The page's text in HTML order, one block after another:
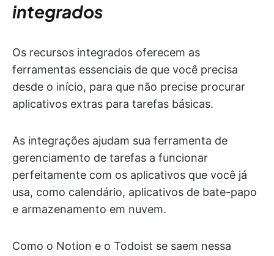
integrados
Os recursos integrados oferecem as
ferramentas essenciais de que você precisa
desde o início, para que não precise procurar
aplicativos extras para tarefas básicas.
As integrações ajudam sua ferramenta de
gerenciamento de tarefas a funcionar
perfeitamente com os aplicativos que você já
usa, como calendário, aplicativos de bate-papo
e armazenamento em nuvem.
Como o Notion e o Todoist se saem nessa